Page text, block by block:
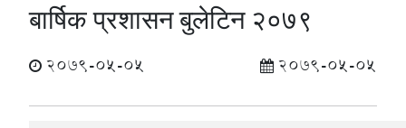
बार्षिक प्रशासन बुलेटिन २०७९
2079-05-05 2079-05-05